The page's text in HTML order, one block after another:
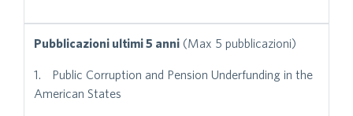
Pubblicazioni ultimi 5 anni (Max 5 pubblicazioni)
1. Public Corruption and Pension Underfunding in the
American States